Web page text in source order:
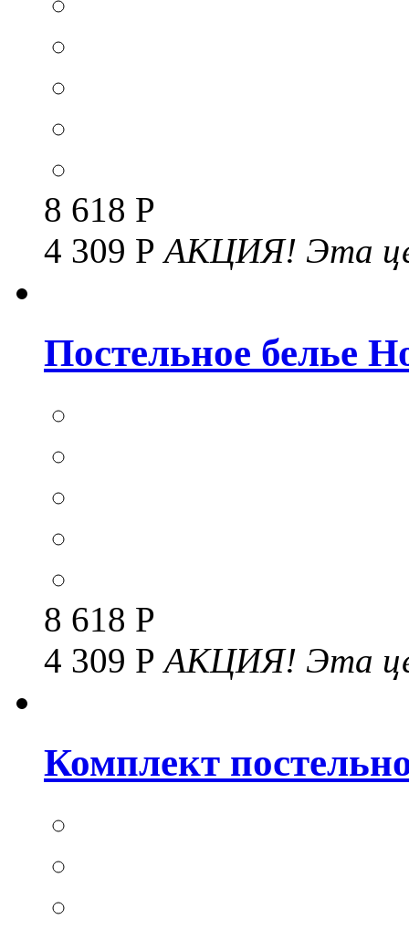
8 618 Р
4 309 РАКЦИЯ! Эта
Постельное белье
8 618 Р
4 309 РАКЦИЯ! Эта
Комплект